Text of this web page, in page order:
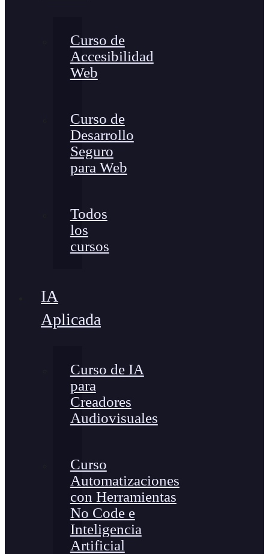
Curso de
Accesibilidad
Web
Curso de
Desarrollo
Seguro
para Web
Todos
los
cursos
IA
Aplicada
Curso de IA
para
Creadores
Audiovisuales
Curso
Automatizaciones
con Herramientas
No Code e
Inteligencia
Artificial